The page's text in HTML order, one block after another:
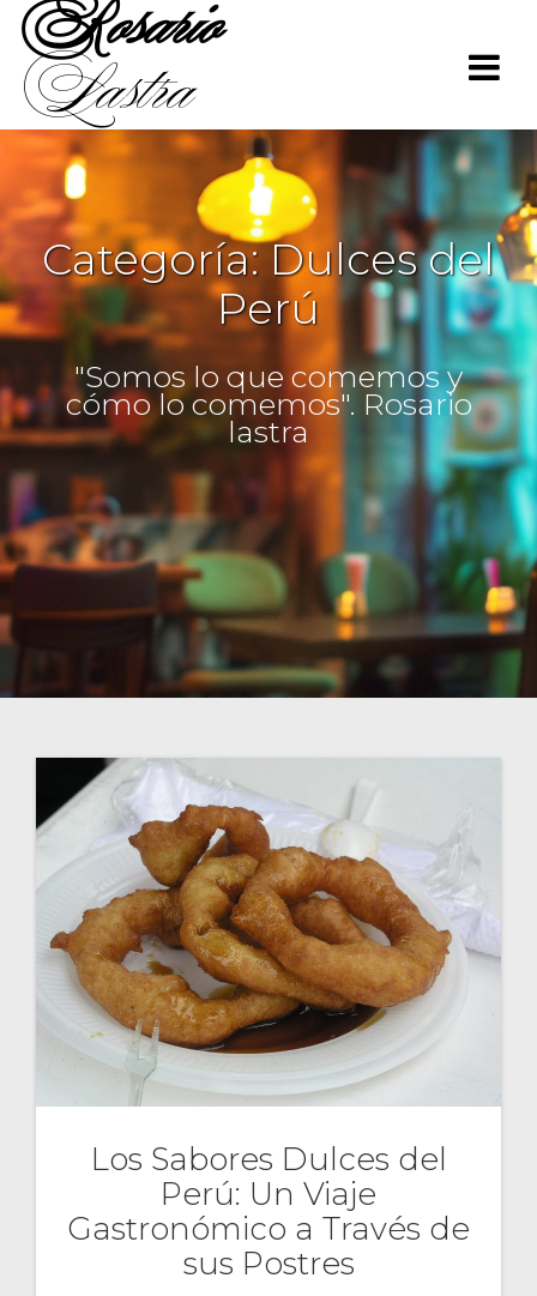
Rosario
Lastra
Categoría:Dulces del
Perú
"Somos lo que comemos y
cómo lo comemos". Rosario
lastra
Los Sabores Dulces del
Perú: Un Viaje
Gastronómico a Través de
sus Postres